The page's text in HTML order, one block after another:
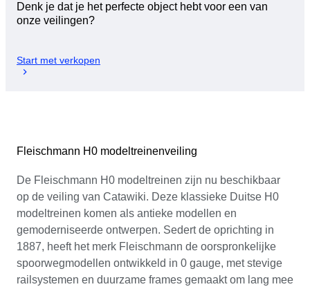
Denk je dat je het perfecte object hebt voor een van
onze veilingen?
Start met verkopen
Fleischmann H0 modeltreinenveiling
De Fleischmann H0 modeltreinen zijn nu beschikbaar
op de veiling van Catawiki. Deze klassieke Duitse H0
modeltreinen komen als antieke modellen en
gemoderniseerde ontwerpen. Sedert de oprichting in
1887, heeft het merk Fleischmann de oorspronkelijke
spoorwegmodellen ontwikkeld in 0 gauge, met stevige
railsystemen en duurzame frames gemaakt om lang mee